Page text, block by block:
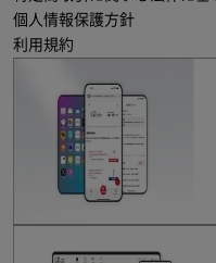
個人情報保護方針
利用規約